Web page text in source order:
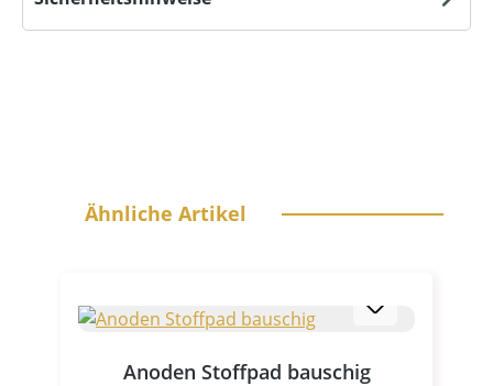
Ähnliche Artikel
Anoden Stoffpad bauschig